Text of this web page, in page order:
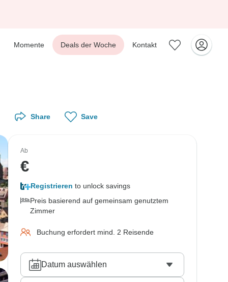
Momente Deals der Woche Kontakt
Share Save
Ab
€
Registrieren to unlock savings
Preis basierend auf gemeinsam genutztem
Zimmer
Buchung erfordert mind. 2 Reisende
Datum auswählen